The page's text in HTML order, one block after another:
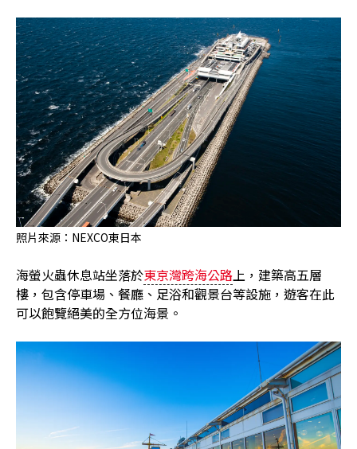
照片來源：NEXCO東日本
海螢火蟲休息站坐落於東京灣跨海公路上，建築高五層
樓，包含停車場、餐廳、足浴和觀景台等設施，遊客在此
可以飽覽絕美的全方位海景。